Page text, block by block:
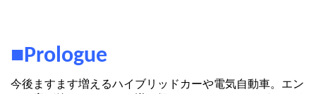
■Prologue
今後ますます増えるハイブリッドカーや電気自動車。エン